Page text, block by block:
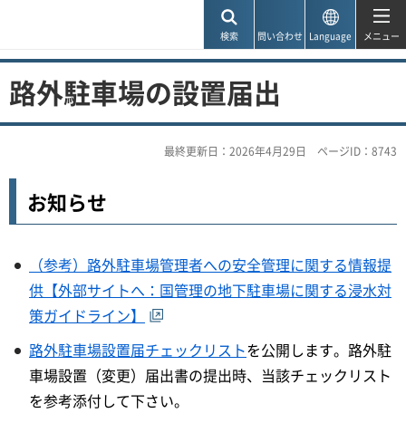
検索 問い合わせ Language メニュー
路外駐車場の設置届出
最終更新日：2026年4月29日 ページID：8743
お知らせ
（参考）路外駐車場管理者への安全管理に関する情報提
供【外部サイトへ：国管理の地下駐車場に関する浸水対
策ガイドライン】
路外駐車場設置届チェックリストを公開します。路外駐
車場設置（変更）届出書の提出時、当該チェックリスト
を参考添付して下さい。